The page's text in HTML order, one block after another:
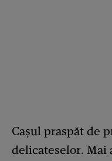
Cașul praspăt de
delicateselor. Mai